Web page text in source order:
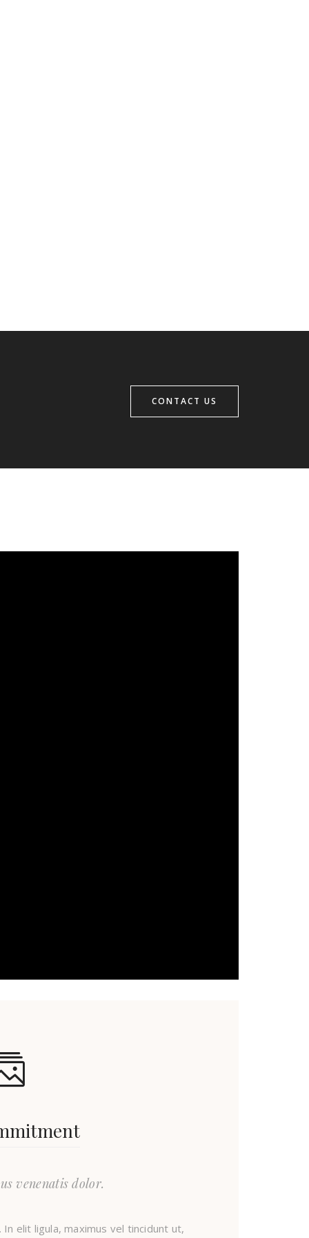
CONTACT US
venenatis dolor.
elit ligula, maximus vel tincidunt ut,